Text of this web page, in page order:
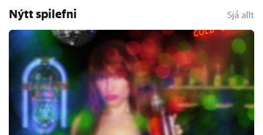
Nýtt spilefni Sjá allt